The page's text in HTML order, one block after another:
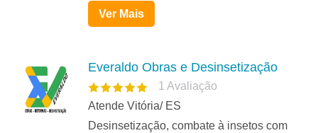
Ver Mais
Everaldo Obras e Desinsetização
1 Avaliação
Atende Vitória/ ES
Desinsetização, combate à insetos com